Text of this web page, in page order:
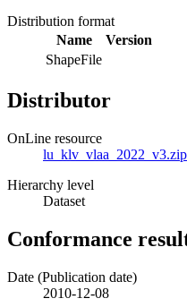
Distribution format
Name
Version
ShapeFile
Distributor
OnLine resource
lu_klv_vlaa_2022_v3.zip
Hierarchy level
Dataset
Conformance
Date (Publication date)
2010-12-08